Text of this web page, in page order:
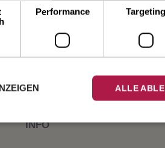
INFO
Performance Targeting
ALLE